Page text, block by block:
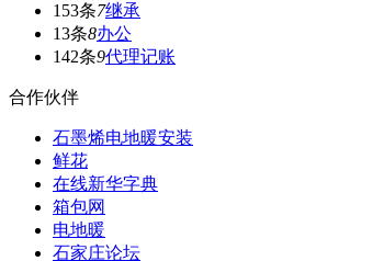
153条7继承
13条8办公
142条9代理记账
合作伙伴
石墨烯电地暖安装
鲜花
在线新华字典
箱包网
电地暖
石家庄论坛